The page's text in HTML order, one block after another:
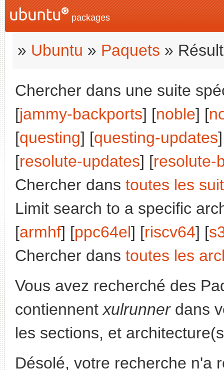
packages
» Ubuntu » Paquets »
Chercher dans une suite
[jammy-backports] [noble] [
[questing] [questing-updates
[resolute-updates] [resolute-
Chercher dans toutes les
Limit search to a specific
[armhf] [ppc64el] [riscv64] [
Chercher dans toutes les
Vous avez recherché des
contiennent xulrunnerdans
les sections, et
Désolé, votre recherche n'a